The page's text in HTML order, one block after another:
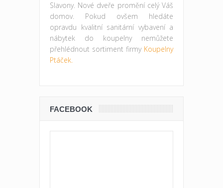
Slavony. Nové dveře promění celý Váš
domov. Pokud ovšem hledáte
opravdu kvalitní sanitární vybavení a
nábytek do koupelny nemůžete
přehlédnout sortiment firmy Koupelny
Ptáček.
FACEBOOK